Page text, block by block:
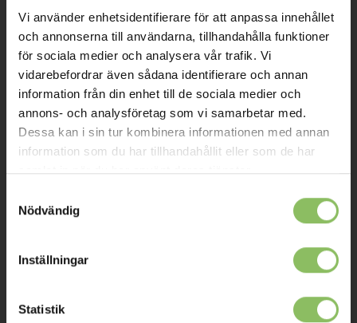
Vi använder enhetsidentifierare för att anpassa innehållet
och annonserna till användarna, tillhandahålla funktioner
för sociala medier och analysera vår trafik. Vi
vidarebefordrar även sådana identifierare och annan
information från din enhet till de sociala medier och
annons- och analysföretag som vi samarbetar med.
Dessa kan i sin tur kombinera informationen med annan
information som du har tillhandahållit eller som de har
samlat in när du har använt deras tjänster.
Nödvändig
Inställningar
Statistik
INFORMATION
Om oss
Kontakt
Mitt konto
Köpvillkor
Reklamation